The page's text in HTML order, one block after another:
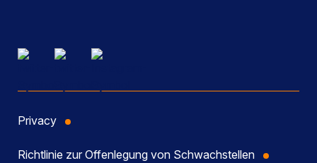
Privacy
Richtlinie zur Offenlegung von Schwachstellen